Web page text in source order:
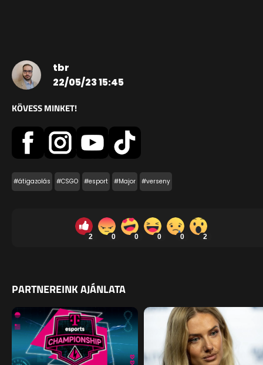
tbr
22/05/23 15:45
KÖVESS MINKET!
#átigazolás #CSGO #esport #Major #verseny
2 0 0 0 0 2
PARTNEREINK AJÁNLATA